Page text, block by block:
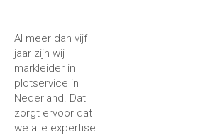
Al meer dan vijf
jaar zijn wij
markleider in
plotservice in
Nederland. Dat
zorgt ervoor dat
we alle expertise